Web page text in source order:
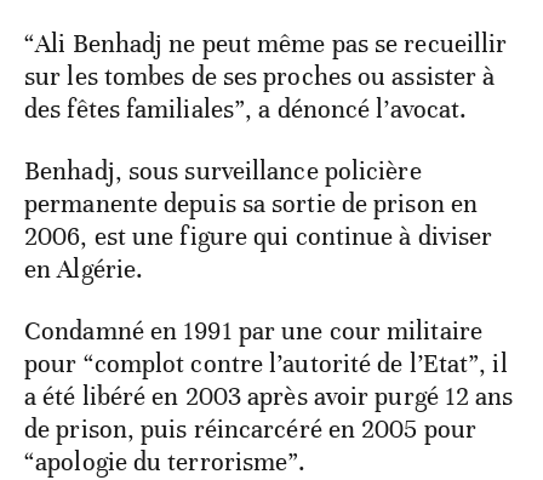
“Ali Benhadj ne peut même pas se recueillir
sur les tombes de ses proches ou assister à
des fêtes familiales”, a dénoncé l’avocat.
Benhadj, sous surveillance policière
permanente depuis sa sortie de prison en
2006, est une figure qui continue à diviser
en Algérie.
Condamné en 1991 par une cour militaire
pour “complot contre l’autorité de l’Etat”, il
a été libéré en 2003 après avoir purgé 12 ans
de prison, puis réincarcéré en 2005 pour
“apologie du terrorisme”.